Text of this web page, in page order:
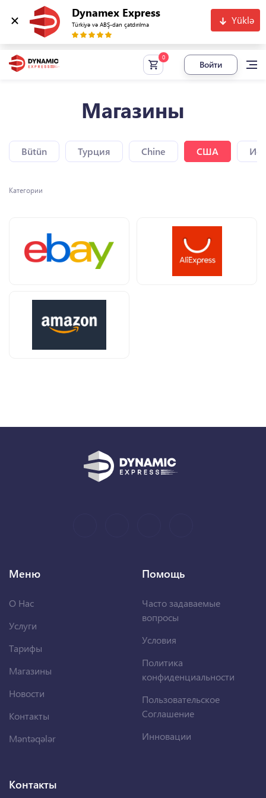
Dynamex Express
Türkiyə və ABŞ-dan çatdırılma Yüklə
Войти
Магазины
Bütün Турция Chine США
Категории
Меню
О Нас
Услуги
Тарифы
Магазины
Новости
Контакты
Məntəqələr
Помощь
Часто задаваемые
вопросы
Условия
Политика
конфиденциальности
Пользовательское
Соглашение
Инновации
Контакты